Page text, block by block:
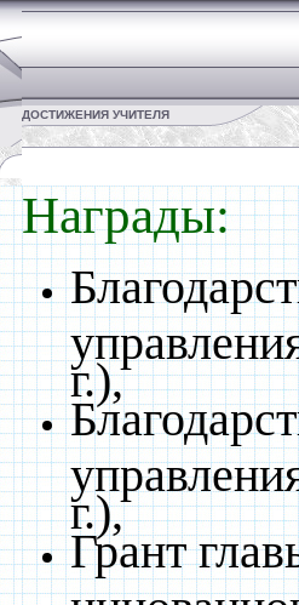
ДОСТИЖЕНИЯ УЧИТЕЛЯ
Награды:
г.),
г.),
Грант